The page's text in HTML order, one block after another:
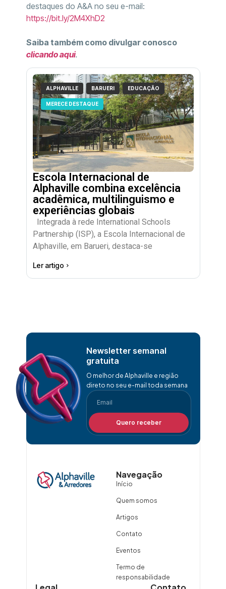
destaques do A&A no seu e-mail:
https://bit.ly/2M4XhD2
Saiba também como divulgar conosco
clicando aqui.
ALPHAVILLE BARUERI EDUCAÇÃO
MERECE DESTAQUE
Escola Internacional de
Alphaville combina excelência
acadêmica, multilinguismo e
experiências globais
Integrada à rede International Schools
Partnership (ISP), a Escola Internacional de
Alphaville, em Barueri, destaca-se
Ler artigo
Newsletter semanal
gratuita
O melhor de Alphaville e região
direto no seu e-mail toda semana
Quero receber
Navegação
Início
Quem somos
Artigos
Contato
Eventos
Termo de
responsabilidade